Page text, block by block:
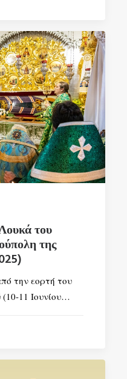
του
της
την εορτή του
11 Ιουνίου…